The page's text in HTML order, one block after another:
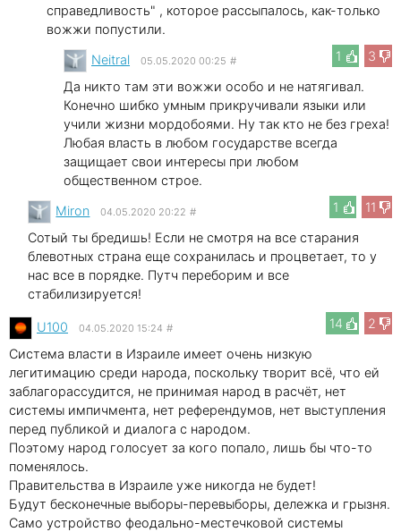
справедливость" , которое рассыпалось, как-только
вожжи попустили.
1
3
Neitral 05.05.2020 00:25 #
Да никто там эти вожжи особо и не натягивал.
Конечно шибко умным прикручивали языки или
учили жизни мордобоями. Ну так кто не без греха!
Любая власть в любом государстве всегда
защищает свои интересы при любом
общественном строе.
1
11
Miron 04.05.2020 20:22 #
Сотый ты бредишь! Если не смотря на все старания
блевотных страна еще сохранилась и процветает, то у
нас все в порядке. Путч переборим и все
стабилизируется!
14
2
U100 04.05.2020 15:24 #
Система власти в Израиле имеет очень низкую
легитимацию среди народа, поскольку творит всё, что ей
заблагорассудится, не принимая народ в расчёт, нет
системы импичмента, нет референдумов, нет выступления
перед публикой и диалога с народом.
Поэтому народ голосует за кого попало, лишь бы что-то
поменялось.
Правительства в Израиле уже никогда не будет!
Будут бесконечные выборы-перевыборы, дележка и грызня.
Само устройство феодально-местечковой системы